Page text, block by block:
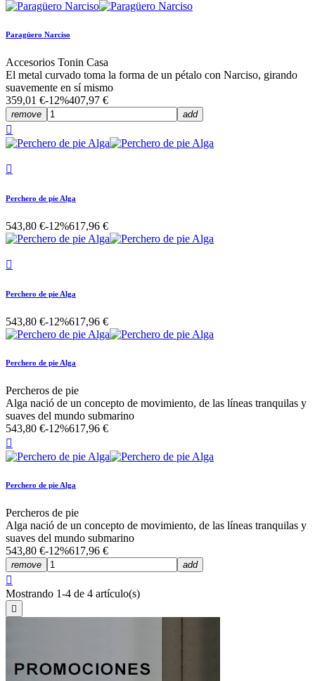
Paragüero Narciso
Accesorios Tonin Casa
El metal curvado toma la forma de un pétalo con Narciso, girando
suavemente en sí mismo
359,01 €-12%407,97 €
remove add


Perchero de pie Alga
543,80 €-12%617,96 €

Perchero de pie Alga
543,80 €-12%617,96 €
Perchero de pie Alga
Percheros de pie
Alga nació de un concepto de movimiento, de las líneas tranquilas y
suaves del mundo submarino
543,80 €-12%617,96 €

Perchero de pie Alga
Percheros de pie
Alga nació de un concepto de movimiento, de las líneas tranquilas y
suaves del mundo submarino
543,80 €-12%617,96 €
remove add

Mostrando 1-4 de 4 artículo(s)
